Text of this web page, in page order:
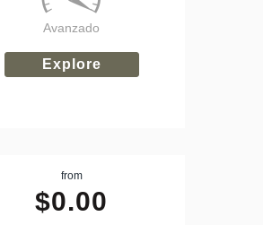
Avanzado
Explore
from
$0.00